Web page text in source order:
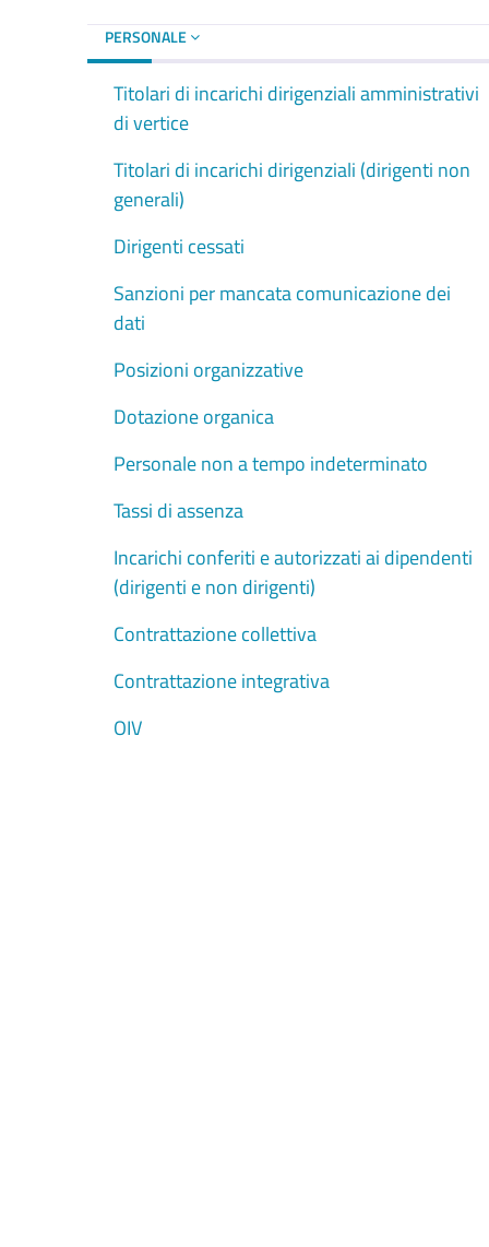
PERSONALE
Titolari di incarichi dirigenziali amministrativi
di vertice
Titolari di incarichi dirigenziali (dirigenti non
generali)
Dirigenti cessati
Sanzioni per mancata comunicazione dei
dati
Posizioni organizzative
Dotazione organica
Personale non a tempo indeterminato
Tassi di assenza
Incarichi conferiti e autorizzati ai dipendenti
(dirigenti e non dirigenti)
Contrattazione collettiva
Contrattazione integrativa
OIV